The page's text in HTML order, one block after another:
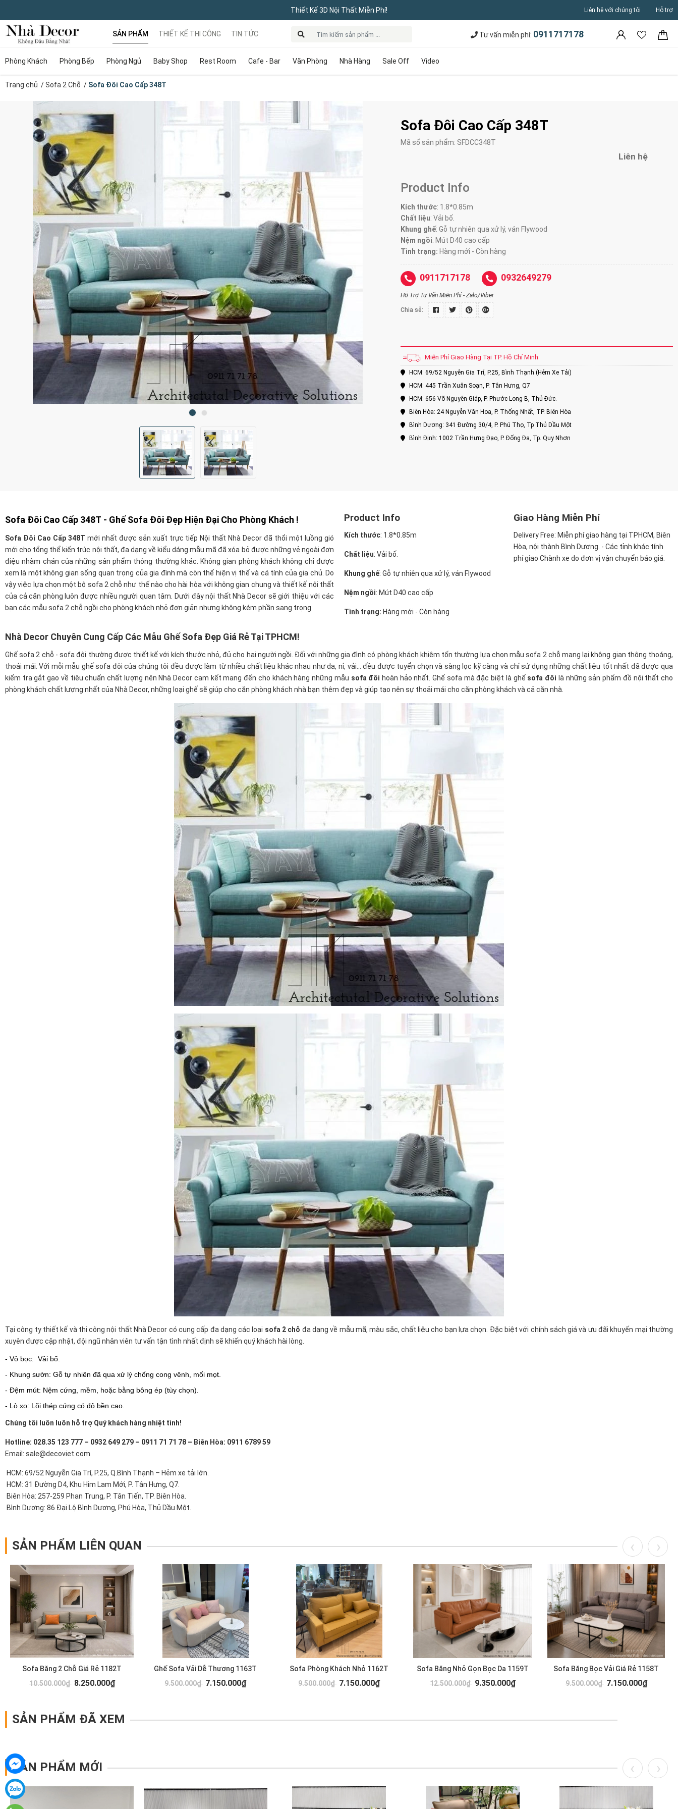
Thiết Kế 3D Nội Thất Miễn Phí! Liên hệ với chúng tôi Hỗ trợ
SẢN PHẨM
Phòng Khách Phòng Bếp Phòng Ngủ Baby Shop Rest Room Cafe - Bar Văn Phòng Nhà Hàng Sale Off Video
THIẾT KẾ THI CÔNG TIN TỨC Tư vấn miễn phí: 0911717178
Trang chủ /Sofa 2 Chỗ / Sofa Đôi Cao Cấp 348T
Sofa Đôi Cao Cấp 348T
Mã số sản phẩm: SFDCC348T
Liên hệ
Product Info
Kích thước: 1.8*0.85m
Chất liệu: Vải bố.
Khung ghế: Gỗ tự nhiên qua xử lý, ván Flywood
Nệm ngồi: Mút D40 cao cấp
Tình trạng: Hàng mới - Còn hàng
0911717178 0932649279
Hỗ Trợ Tư Vấn Miễn Phí - Zalo/Viber
Chia sẻ:
Miễn Phí Giao Hàng Tại TP. Hồ Chí Minh
HCM: 69/52 Nguyễn Gia Trí, P.25, Bình Thạnh (Hẻm Xe Tải)
HCM: 445 Trần Xuân Soạn, P. Tân Hưng, Q7
HCM: 656 Võ Nguyên Giáp, P. Phước Long B, Thủ Đức.
Biên Hòa: 24 Nguyễn Văn Hoa, P. Thống Nhất, TP. Biên Hòa
Bình Dương: 341 Đường 30/4, P. Phú Thọ, Tp Thủ Dầu Một
Bình Định: 1002 Trần Hưng Đạo, P. Đống Đa, Tp. Quy Nhơn
Sofa Đôi Cao Cấp 348T - Ghế Sofa Đôi Đẹp Hiện Đại Cho Phòng Khách !
Sofa Đôi Cao Cấp 348T mới nhất được sản xuất trực tiếp Nội thất Nhà Decor đã thổi một luồng gió
mới cho tổng thể kiến trúc nội thất, đa dạng về kiểu dáng mẫu mã đã xóa bỏ được những vẻ ngoài đơn
điệu nhàm chán của những sản phẩm thông thường khác. Không gian phòng khách không chỉ được
xem là một không gian sống quan trọng của gia đình mà còn thể hiện vị thế và cá tính của gia chủ. Do
vậy việc lựa chọn một bộ sofa 2 chỗ như thế nào cho hài hòa với không gian chung và thiết kế nội thất
của cả căn phòng luôn được nhiều người quan tâm. Dưới đây nội thất Nhà Decor sẽ giới thiệu với các
bạn các mẫu sofa 2 chỗ ngồi cho phòng khách nhỏ đơn giản nhưng không kém phần sang trọng.
Product Info
Kích thước: 1.8*0.85m
Chất liệu: Vải bố.
Khung ghế: Gỗ tự nhiên qua xử lý, ván Flywood
Nệm ngồi: Mút D40 cao cấp
Tình trạng: Hàng mới - Còn hàng
Giao Hàng Miễn Phí
Delivery Free: Miễn phí giao hàng tại TPHCM, Biên
Hòa, nội thành Bình Dương. - Các tỉnh khác tính
phí giao Chành xe do đơn vị vận chuyển báo giá.
Nhà Decor Chuyên Cung Cấp Các Mẫu Ghế Sofa Đẹp Giá Rẻ Tại TPHCM!
Ghế sofa 2 chỗ - sofa đôi thường được thiết kế với kích thước nhỏ, đủ cho hai người ngồi. Đối với những gia đình có phòng khách khiêm tốn thường lựa chọn mẫu sofa 2 chỗ mang lại không gian thông thoáng,
thoải mái. Với mỗi mẫu ghế sofa đôi của chúng tôi đều được làm từ nhiều chất liệu khác nhau như da, nỉ, vải… đều được tuyển chọn và sàng lọc kỹ càng và chỉ sử dụng những chất liệu tốt nhất đã được qua
kiểm tra gắt gao về tiêu chuẩn chất lượng nên Nhà Decor cam kết mang đến cho khách hàng những mẫu sofa đôi hoàn hảo nhất. Ghế sofa mà đặc biệt là ghế sofa đôi là những sản phẩm đồ nội thất cho
phòng khách chất lượng nhất của Nhà Decor, những loại ghế sẽ giúp cho căn phòng khách nhà bạn thêm đẹp và giúp tạo nên sự thoải mái cho căn phòng khách và cả căn nhà.
Tại công ty thiết kế và thi công nội thất Nhà Decor có cung cấp đa dạng các loại sofa 2 chỗ đa dạng về mẫu mã, màu sắc, chất liệu cho bạn lựa chọn. Đặc biệt với chính sách giá và ưu đãi khuyến mại thường
xuyên được cập nhật, đội ngũ nhân viên tư vấn tận tình nhất định sẽ khiến quý khách hài lòng.
- Vỏ bọc: Vải bố.
- Khung sườn: Gỗ tự nhiên đã qua xử lý chống cong vênh, mối mọt.
- Đệm mút: Nệm cứng, mềm, hoặc bằng bông ép (tùy chọn).
- Lò xo: Lõi thép cứng có độ bền cao.
Chúng tôi luôn luôn hỗ trợ Quý khách hàng nhiệt tình!
Hotline: 028.35 123 777 – 0932 649 279 – 0911 71 71 78 – Biên Hòa: 0911 6789 59
Email: sale@decoviet.com
HCM: 69/52 Nguyễn Gia Trí, P.25, Q.Bình Thạnh – Hẻm xe tải lớn.
HCM: 31 Đường D4, Khu Him Lam Mới, P. Tân Hưng, Q7.
Biên Hòa: 257-259 Phan Trung, P. Tân Tiến, TP. Biên Hòa.
Bình Dương: 86 Đại Lộ Bình Dương, Phú Hòa, Thủ Dầu Một.
SẢN PHẨM LIÊN QUAN
Sofa Băng 2 Chỗ Giá Rẻ 1182T
10.500.000₫ 8.250.000₫
Ghế Sofa Vải Dễ Thương 1163T
9.500.000₫ 7.150.000₫
Sofa Phòng Khách Nhỏ 1162T
9.500.000₫ 7.150.000₫
Sofa Băng Nhỏ Gọn Bọc Da 1159T
12.500.000₫ 9.350.000₫
Sofa Băng Bọc Vải Giá Rẻ 1158T
9.500.000₫ 7.150.000₫
SẢN PHẨM ĐÃ XEM
SẢN PHẨM MỚI